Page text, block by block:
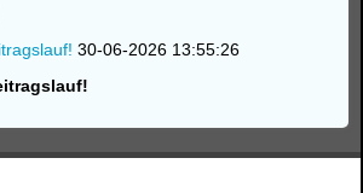
30-06-2026 13:55:26